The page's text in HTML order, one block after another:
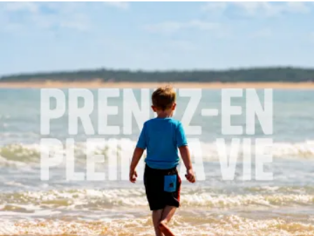
Image